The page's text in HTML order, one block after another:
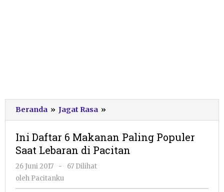
Beranda » Jagat Rasa »
Daftar
Makanan
Paling
Ini Daftar 6 Makanan Paling Populer
Saat Lebaran di Pacitan
26 Juni 2017
oleh
Pacitanku
-
67 Dilihat
oleh Pacitanku